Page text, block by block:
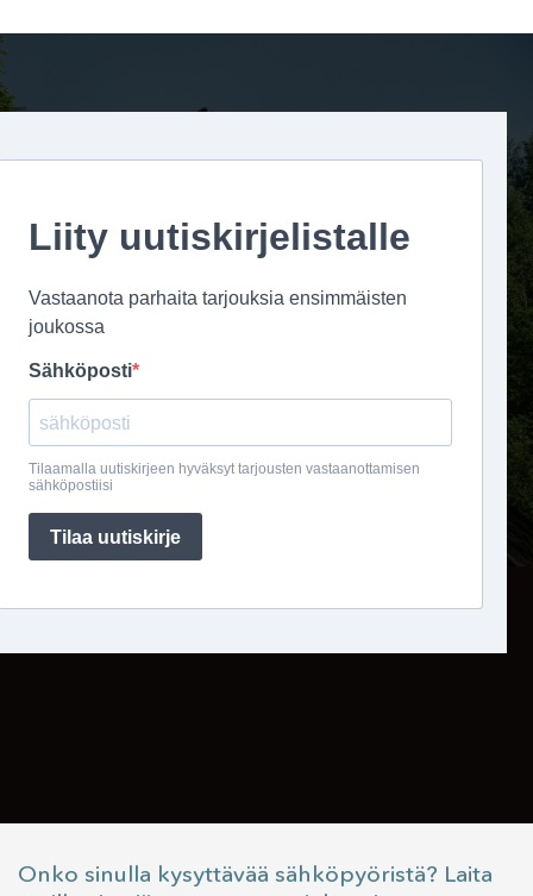
Onko sinulla kysyttävää sähköpyöristä? Laita